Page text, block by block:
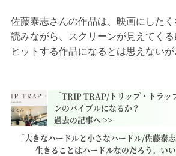
佐藤泰志さんの作品は、映画にしたく
読みながら、スクリーンが見えてく
ヒットする作品になるとは思えないが
「TRIP TRAP/トリップ・トラッ
ンのバイブルになるか？
「大きなハードルと小さなハードル/佐藤泰
生きることはハードルなのだろう。いい